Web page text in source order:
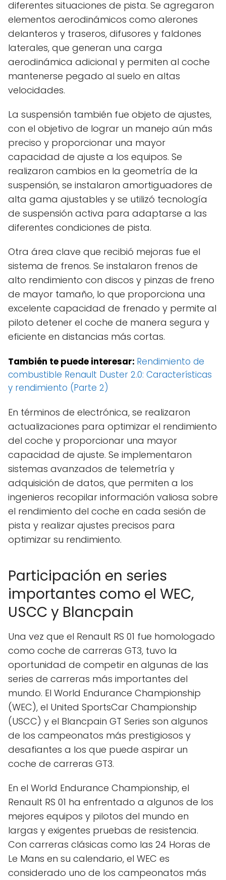
diferentes situaciones de pista. Se agregaron
elementos aerodinámicos como alerones
delanteros y traseros, difusores y faldones
laterales, que generan una carga
aerodinámica adicional y permiten al coche
mantenerse pegado al suelo en altas
velocidades.
La suspensión también fue objeto de ajustes,
con el objetivo de lograr un manejo aún más
preciso y proporcionar una mayor
capacidad de ajuste a los equipos. Se
realizaron cambios en la geometría de la
suspensión, se instalaron amortiguadores de
alta gama ajustables y se utilizó tecnología
de suspensión activa para adaptarse a las
diferentes condiciones de pista.
Otra área clave que recibió mejoras fue el
sistema de frenos. Se instalaron frenos de
alto rendimiento con discos y pinzas de freno
de mayor tamaño, lo que proporciona una
excelente capacidad de frenado y permite al
piloto detener el coche de manera segura y
eficiente en distancias más cortas.
También te puede interesar: Rendimiento de
combustible Renault Duster 2.0: Características
y rendimiento (Parte 2)
En términos de electrónica, se realizaron
actualizaciones para optimizar el rendimiento
del coche y proporcionar una mayor
capacidad de ajuste. Se implementaron
sistemas avanzados de telemetría y
adquisición de datos, que permiten a los
ingenieros recopilar información valiosa sobre
el rendimiento del coche en cada sesión de
pista y realizar ajustes precisos para
optimizar su rendimiento.
Participación en series
importantes como el WEC,
USCC y Blancpain
Una vez que el Renault RS 01 fue homologado
como coche de carreras GT3, tuvo la
oportunidad de competir en algunas de las
series de carreras más importantes del
mundo. El World Endurance Championship
(WEC), el United SportsCar Championship
(USCC) y el Blancpain GT Series son algunos
de los campeonatos más prestigiosos y
desafiantes a los que puede aspirar un
coche de carreras GT3.
En el World Endurance Championship, el
Renault RS 01 ha enfrentado a algunos de los
mejores equipos y pilotos del mundo en
largas y exigentes pruebas de resistencia.
Con carreras clásicas como las 24 Horas de
Le Mans en su calendario, el WEC es
considerado uno de los campeonatos más